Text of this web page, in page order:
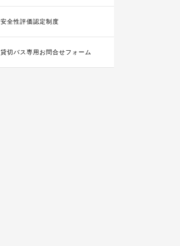
安全性評価認定制度
貸切バス専用お問合せフォーム